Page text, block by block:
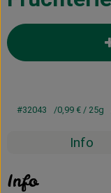
Neues vom Hof
#32043 0,99 €/ 25g
Info
Info